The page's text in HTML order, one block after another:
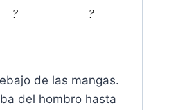
? ?
de las mangas.
del hombro hasta